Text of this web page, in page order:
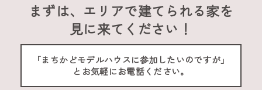
まずは、エリアで建てられる家を
見に来てください！
「まちかどモデルハウスに参加したいのですが」
とお気軽にお電話ください。